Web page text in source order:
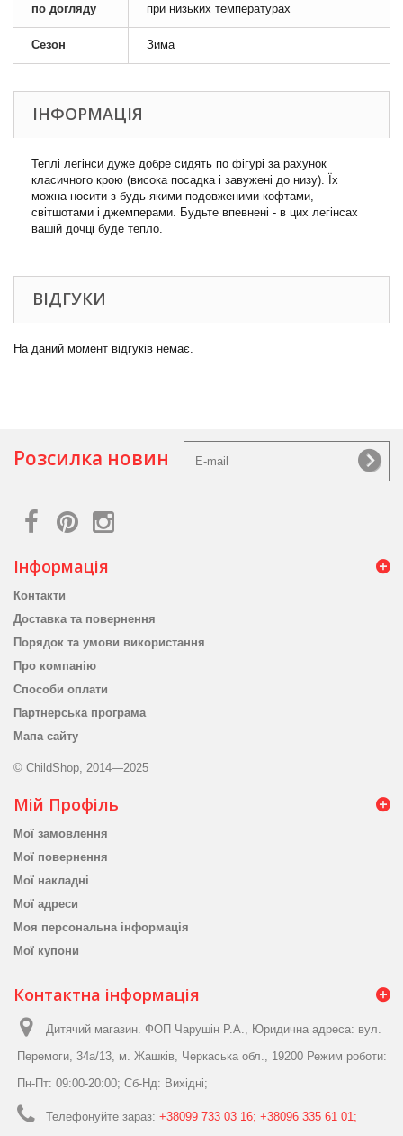
по догляду
при низьких температурах
Сезон Зима
ІНФОРМАЦІЯ
Теплі легінси дуже добре сидять по фігурі за рахунок
класичного крою (висока посадка і завужені до низу). Їх
можна носити з будь-якими подовженими кофтами,
світшотами і джемперами. Будьте впевнені - в цих легінсах
вашій дочці буде тепло.
ВІДГУКИ
На даний момент відгуків немає.
Розсилка новин
Інформація
Контакти
Доставка та повернення
Порядок та умови використання
Про компанію
Способи оплати
Партнерська програма
Мапа сайту
© ChildShop, 2014—2025
Мій Профіль
Мої замовлення
Мої повернення
Мої накладні
Мої адреси
Моя персональна інформація
Мої купони
Контактна інформація
Дитячий магазин. ФОП Чарушін Р.А., Юридична адреса: вул.
Перемоги, 34а/13, м. Жашків, Черкаська обл., 19200 Режим роботи:
Пн-Пт: 09:00-20:00; Сб-Нд: Вихідні;
Телефонуйте зараз: +38099 733 03 16; +38096 335 61 01;